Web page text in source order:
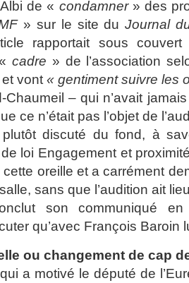
de « condamner » des
» sur le site duJournal
rapportait sous couvert
cadre » de l’association
et vont « gentiment suivre les
Chaumeil – qui n’avait
ce n’était pas l’objet de
plutôt discuté du fond, à
de loi Engagement et
cette oreille et a carrément
sans que l’audition ait
son communiqué en
qu’avec François Baroin
ou changement de cap
a motivé le député de